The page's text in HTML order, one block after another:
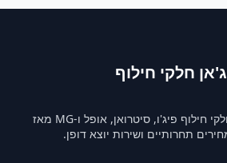
ג'אן חלקי חילוף
השותף המהימן שלכם לחלקי חילוף פיג'ו, סיטרואן, אופל ו-MG מאז